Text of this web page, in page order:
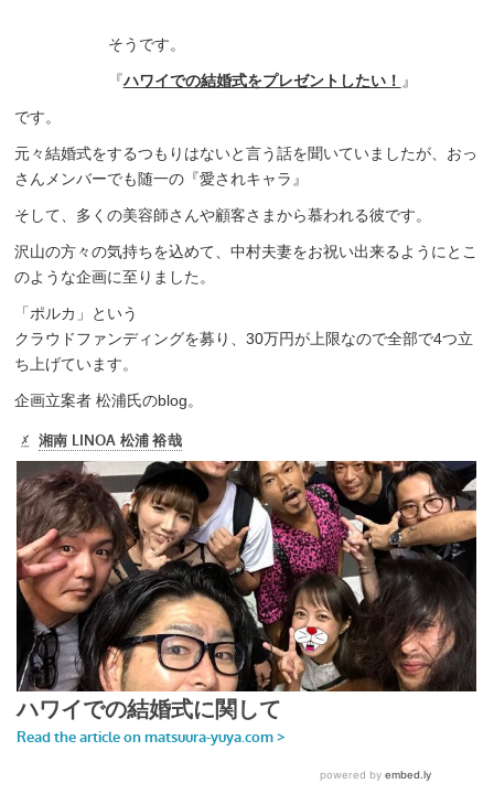
そうです。
『ハワイでの結婚式をプレゼントしたい！ 』
です。
元々結婚式をするつもりはないと言う話を聞いていましたが、おっ
さんメンバーでも随一の『愛されキャラ』
そして、多くの美容師さんや顧客さまから慕われる彼です。
沢山の方々の気持ちを込めて、中村夫妻をお祝い出来るようにとこ
のような企画に至りました。
「ポルカ」という
クラウドファンディングを募り、30万円が上限なので全部で4つ立
ち上げています。
企画立案者 松浦氏のblog。